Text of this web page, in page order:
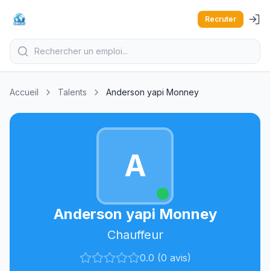
Recruter
Accueil Talents Anderson yapi Monney
A
Anderson yapi Monney
Chauffeur
0.0 (0 avis)